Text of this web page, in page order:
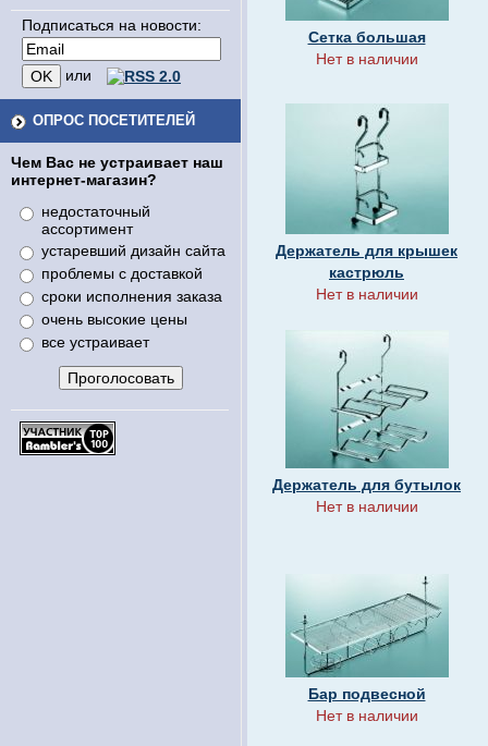
Подписаться на новости:
или
ОПРОС ПОСЕТИТЕЛЕЙ
Чем Вас не устраивает наш
интернет-магазин?
недостаточный
ассортимент
устаревший дизайн сайта
проблемы с доставкой
сроки исполнения заказа
очень высокие цены
все устраивает
Сетка большая
Нет в наличии
Держатель для крышек
кастрюль
Нет в наличии
Держатель для бутылок
Нет в наличии
Бар подвесной
Нет в наличии